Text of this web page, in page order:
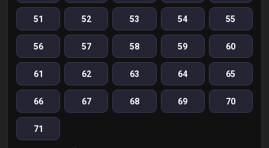
51 52 53 54 55
56 57 58 59 60
61 62 63 64 65
66 67 68 69 70
71